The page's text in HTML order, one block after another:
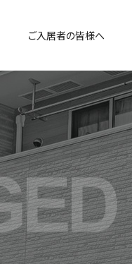
ご入居者の皆様へ